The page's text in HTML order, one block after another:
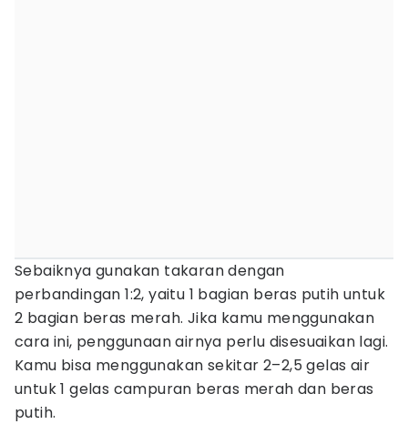
Sebaiknya gunakan takaran dengan
perbandingan 1:2, yaitu 1 bagian beras putih untuk
2 bagian beras merah. Jika kamu menggunakan
cara ini, penggunaan airnya perlu disesuaikan lagi.
Kamu bisa menggunakan sekitar 2–2,5 gelas air
untuk 1 gelas campuran beras merah dan beras
putih.